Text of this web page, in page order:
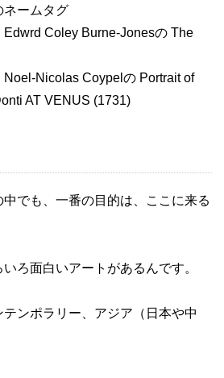
ネームタグ
Coley Burne-Jonesの The
Nicolas Coypelの Portrait of
AT VENUS (1731)
でも、一番の目的は、ここに来る
ろ面白いアートがあるんです。
ンポラリー、アジア（日本や中